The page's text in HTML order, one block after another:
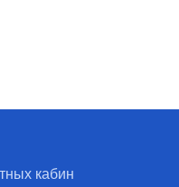
кабин